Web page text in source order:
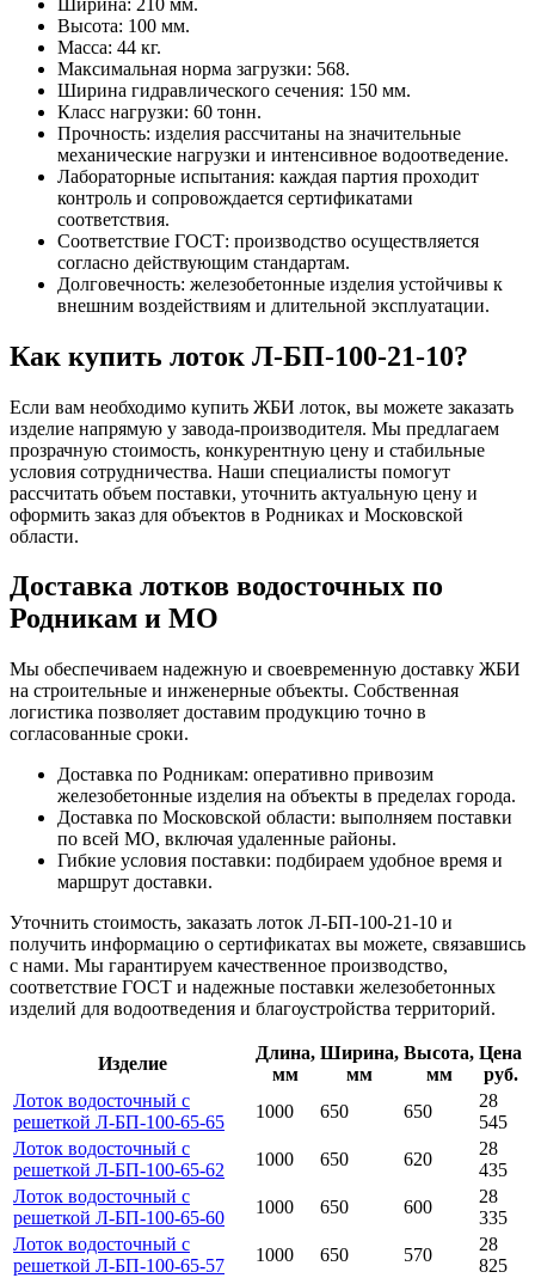
Высота: 100 мм.
Масса: 44 кг.
Максимальная норма загрузки: 568.
Ширина гидравлического сечения: 150 мм.
Класс нагрузки: 60 тонн.
Прочность: изделия рассчитаны на значительные
механические нагрузки и интенсивное водоотведение.
Лабораторные испытания: каждая партия проходит
контроль и сопровождается сертификатами
соответствия.
Соответствие ГОСТ: производство осуществляется
согласно действующим стандартам.
Долговечность: железобетонные изделия устойчивы к
внешним воздействиям и длительной эксплуатации.
Как купить лоток Л-БП-100-21-10?
Если вам необходимо купить ЖБИ лоток, вы можете заказать
изделие напрямую у завода-производителя. Мы предлагаем
прозрачную стоимость, конкурентную цену и стабильные
условия сотрудничества. Наши специалисты помогут
рассчитать объем поставки, уточнить актуальную цену и
оформить заказ для объектов в Родниках и Московской
области.
Доставка лотков водосточных по
Родникам и МО
Мы обеспечиваем надежную и своевременную доставку ЖБИ
на строительные и инженерные объекты. Собственная
логистика позволяет доставим продукцию точно в
согласованные сроки.
Доставка по Родникам: оперативно привозим
железобетонные изделия на объекты в пределах города.
Доставка по Московской области: выполняем поставки
по всей МО, включая удаленные районы.
Гибкие условия поставки: подбираем удобное время и
маршрут доставки.
Уточнить стоимость, заказать лоток Л-БП-100-21-10 и
получить информацию о сертификатах вы можете, связавшись
с нами. Мы гарантируем качественное производство,
соответствие ГОСТ и надежные поставки железобетонных
изделий для водоотведения и благоустройства территорий.
Изделие
Длина,
мм
Ширина,
мм
Высота,
мм
Цена
руб.
Лоток водосточный с
решеткой Л-БП-100-65-65
1000 650 650
28
545
Лоток водосточный с
решеткой Л-БП-100-65-62
1000 650 620
28
435
Лоток водосточный с
решеткой Л-БП-100-65-60
1000 650 600
28
335
Лоток водосточный с
решеткой Л-БП-100-65-57
1000 650 570
28
825